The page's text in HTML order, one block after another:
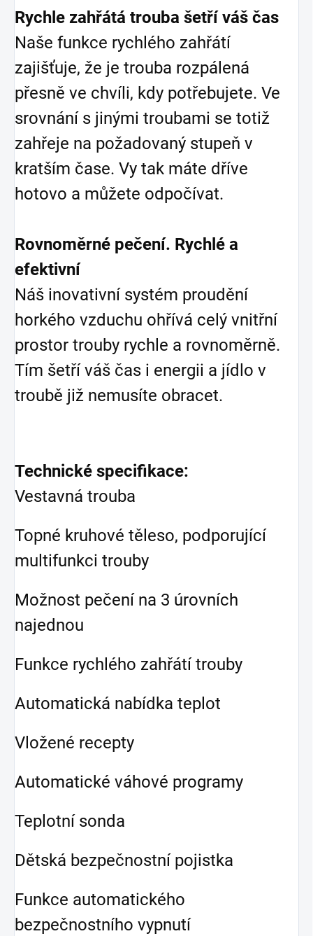
Rychle zahřátá trouba šetří váš čas
Naše funkce rychlého zahřátí
zajišťuje, že je trouba rozpálená
přesně ve chvíli, kdy potřebujete. Ve
srovnání s jinými troubami se totiž
zahřeje na požadovaný stupeň v
kratším čase. Vy tak máte dříve
hotovo a můžete odpočívat.
Rovnoměrné pečení. Rychlé a
efektivní
Náš inovativní systém proudění
horkého vzduchu ohřívá celý vnitřní
prostor trouby rychle a rovnoměrně.
Tím šetří váš čas i energii a jídlo v
troubě již nemusíte obracet.
Technické specifikace:
Vestavná trouba
Topné kruhové těleso, podporující
multifunkci trouby
Možnost pečení na 3 úrovních
najednou
Funkce rychlého zahřátí trouby
Automatická nabídka teplot
Vložené recepty
Automatické váhové programy
Teplotní sonda
Dětská bezpečnostní pojistka
Funkce automatického
bezpečnostního vypnutí